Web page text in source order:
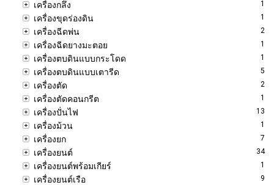
เครื่องกลึง 1
เครื่องขุดร่องดิน 1
เครื่องฉีดพ่น 2
เครื่องฉีดยางมะตอย 1
เครื่องตบดินแบบกระโดด 1
เครื่องตบดินแบบเตารีด 5
เครื่องตัด 2
เครื่องตัดคอนกรีต 1
เครื่องปั่นไฟ 13
เครื่องม้วน 1
เครื่องยก 7
เครื่องยนต์ 34
เครื่องยนต์พร้อมเกียร์ 1
เครื่องยนต์เรือ 9